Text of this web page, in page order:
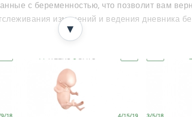
с беременностью, что позволит вам
изменений и ведения дневника
▼